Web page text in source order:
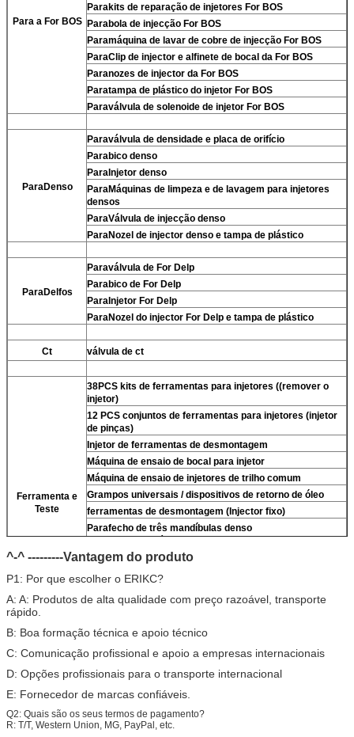
Para a For BOS
Parakits de reparação de injetores For BOS
Parabola de injecção For BOS
Paramáquina de lavar de cobre de injecção For BOS
ParaClip de injector e alfinete de bocal da For BOS
Paranozes de injector da For BOS
Paratampa de plástico do injetor For BOS
Paraválvula de solenoide de injetor For BOS
ParaDenso
Paraválvula de densidade e placa de orifício
Parabico denso
ParaInjetor denso
ParaMáquinas de limpeza e de lavagem para injetores
densos
ParaVálvula de injecção denso
ParaNozel de injector denso e tampa de plástico
ParaDelfos
Paraválvula de For Delp
Parabico de For Delp
ParaInjetor For Delp
ParaNozel do injector For Delp e tampa de plástico
Ct válvula de ct
Ferramenta e
Teste
38PCS kits de ferramentas para injetores ((remover o
injetor)
12 PCS conjuntos de ferramentas para injetores (injetor
de pinças)
Injetor de ferramentas de desmontagem
Máquina de ensaio de bocal para injetor
Máquina de ensaio de injetores de trilho comum
Grampos universais / dispositivos de retorno de óleo
ferramentas de desmontagem (Injector fixo)
Parafecho de três mandíbulas denso
(remover)Paraválvula de densidade)
Limpeza ultra-sônica (limpeza suja do injetor)
micrômetro
banco de ensaio de injetores de trilho comum (Para For
^-^ ---------Vantagem do produto
P1: Por que escolher o ERIKC?
A: A: Produtos de alta qualidade com preço razoável, transporte
rápido.
B: Boa formação técnica e apoio técnico
C: Comunicação profissional e apoio a empresas internacionais
D: Opções profissionais para o transporte internacional
E: Fornecedor de marcas confiáveis.
Q2: Quais são os seus termos de pagamento?
R: T/T, Western Union, MG, PayPal, etc.